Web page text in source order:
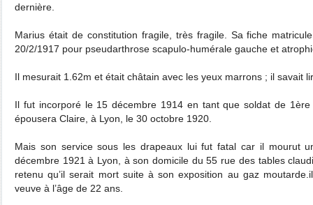
dernière.
Marius était de constitution fragile, très fragile. Sa fiche
20/2/1917 pour pseudarthrose scapulo-humérale gauche et
Il mesurait 1.62m et était châtain avec les yeux marrons ; il savait
Il fut incorporé le 15 décembre 1914 en tant que soldat de
épousera Claire, à Lyon, le 30 octobre 1920.
Mais son service sous les drapeaux lui fut fatal car il mourut
décembre 1921 à Lyon, à son domicile du 55 rue des tables
retenu qu’il serait mort suite à son exposition au gaz
veuve à l’âge de 22 ans.